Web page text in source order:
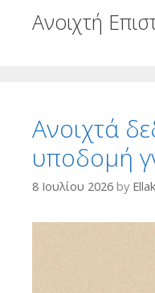
Ανοιχτή
Ανοιχτά
υποδομή
8 Ιουλίου 2026 by